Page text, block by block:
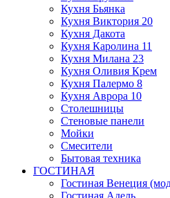
Кухня Бьянка
Кухня Виктория 20
Кухня Дакота
Кухня Каролина 11
Кухня Милана 23
Кухня Оливия Крем
Кухня Палермо 8
Кухня Аврора 10
Столешницы
Стеновые панели
Мойки
Смесители
Бытовая техника
ГОСТИНАЯ
Гостиная Венеция
Гостиная Адель